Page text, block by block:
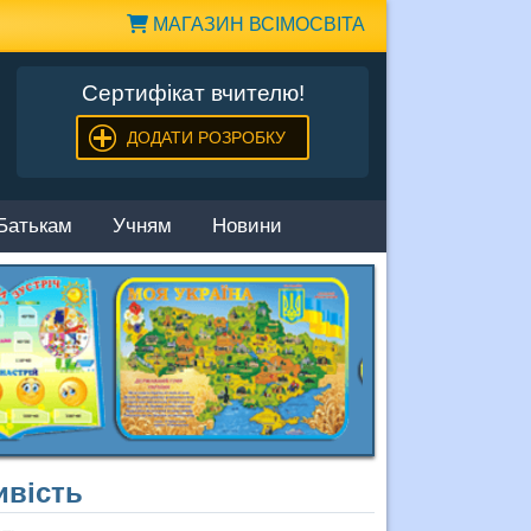
МАГАЗИН ВСІМОСВІТА
Сертифікат вчителю!
ДОДАТИ РОЗРОБКУ
Учням Новини